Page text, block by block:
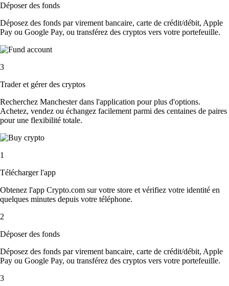
Déposer des fonds
Déposez des fonds par virement bancaire, carte de crédit/débit, Apple
Pay ou Google Pay, ou transférez des cryptos vers votre portefeuille.
3
Trader et gérer des cryptos
Recherchez Manchester dans l'application pour plus d'options.
Achetez, vendez ou échangez facilement parmi des centaines de paires
pour une flexibilité totale.
1
Télécharger l'app
Obtenez l'app Crypto.com sur votre store et vérifiez votre identité en
quelques minutes depuis votre téléphone.
2
Déposer des fonds
Déposez des fonds par virement bancaire, carte de crédit/débit, Apple
Pay ou Google Pay, ou transférez des cryptos vers votre portefeuille.
3